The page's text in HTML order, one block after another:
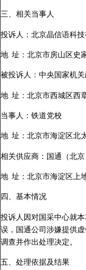
三、相关当事人
投诉人：北京晶信语科技
地 址：北京市房山区史
被投诉人：中央国家机
地 址：北京市西城区西
当事人：铁道党校
地 址：北京市海淀区北
相关供应商：国通（北
地 址：北京市海淀区上
四、基本情况
投诉人因对国采中心就
误，国通公司涉嫌提供
调查并作出处理决定。
五、处理依据及结果